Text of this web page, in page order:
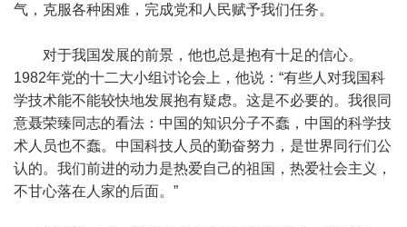
气，克服各种困难，完成党和人民赋予我们任务。
对于我国发展的前景，他也总是抱有十足的信心。
1982年党的十二大小组讨论会上，他说：“有些人对我国科
学技术能不能较快地发展抱有疑虑。这是不必要的。我很同
意聂荣臻同志的看法：中国的知识分子不蠢，中国的科学技
术人员也不蠢。中国科技人员的勤奋努力，是世界同行们公
认的。我们前进的动力是热爱自己的祖国，热爱社会主义，
不甘心落在人家的后面。”